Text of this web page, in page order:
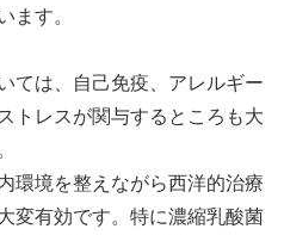
ます。
ては、自己免疫、アレルギー
トレスが関与するところも大
環境を整えながら西洋的治療
変有効です。特に濃縮乳酸菌